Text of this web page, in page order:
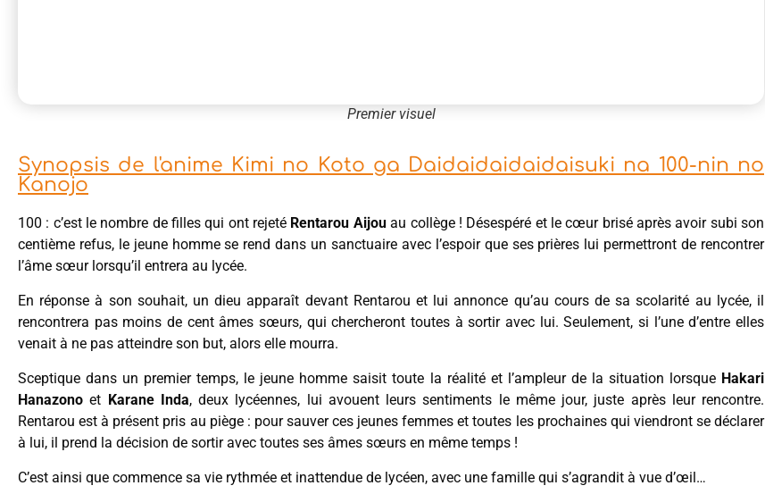
Premier visuel
Synopsis de l'anime Kimi no Koto ga Daidaidaidaidaisuki na 100-nin no
Kanojo
100 : c’est le nombre de filles qui ont rejeté Rentarou Aijouau collège ! Désespéré et le cœur brisé après avoir subi son
centième refus, le jeune homme se rend dans un sanctuaire avec l’espoir que ses prières lui permettront de rencontrer
l’âme sœur lorsqu’il entrera au lycée.
En réponse à son souhait, un dieu apparaît devant Rentarou et lui annonce qu’au cours de sa scolarité au lycée, il
rencontrera pas moins de cent âmes sœurs, qui chercheront toutes à sortir avec lui. Seulement, si l’une d’entre elles
venait à ne pas atteindre son but, alors elle mourra.
Sceptique dans un premier temps, le jeune homme saisit toute la réalité et l’ampleur de la situation lorsque Hakari
Hanazono et Karane Inda, deux lycéennes, lui avouent leurs sentiments le même jour, juste après leur rencontre.
Rentarou est à présent pris au piège : pour sauver ces jeunes femmes et toutes les prochaines qui viendront se déclarer
à lui, il prend la décision de sortir avec toutes ses âmes sœurs en même temps !
C’est ainsi que commence sa vie rythmée et inattendue de lycéen, avec une famille qui s’agrandit à vue d’œil…